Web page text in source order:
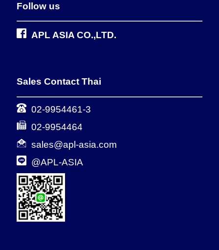
Follow us
APL ASIA CO.,LTD.
Sales Contact Thai
02-9954461-3
02-9954464
sales@apl-asia.com
@APL-ASIA